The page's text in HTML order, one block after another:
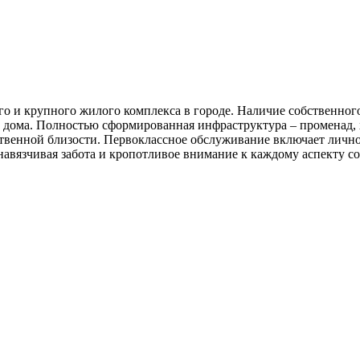
крупного жилого комплекса в городе. Наличие
дома. Полностью сформированная инфраструктура –
близости. Первоклассное обслуживание включает
забота и кропотливое внимание к каждому аспекту